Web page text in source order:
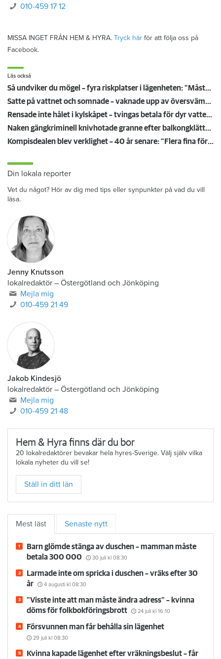
010-459 17 12
MISSA INGET FRÅN HEM & HYRA. Tryck här för att följa oss på
Facebook.
Läs också
Så undviker du mögel – fyra riskplatser i lägenheten: ”Måste städa bort”
Satte på vattnet och somnade – vaknade upp av översvämning hos grannen
Rensade inte hålet i kylskåpet – tvingas betala för dyr vattenskada
Naken gängkriminell knivhotade granne efter balkongklättring
Kompisdealen blev verklighet – 40 år senare: "Flera fina fördelar med att dela bostad"
Din lokala reporter
Vet du något? Hör av dig med tips eller synpunkter på vad du vill
läsa.
Jenny Knutsson
lokalredaktör – Östergötland och Jönköping
Mejla mig
010-459 21 49
Jakob Kindesjö
lokalredaktör – Östergötland och Jönköping
Mejla mig
010-459 21 48
Hem & Hyra finns där du bor
20 lokalredaktörer bevakar hela hyres-Sverige. Välj själv vilka
lokala nyheter du vill se!
Ställ in ditt län
Mest läst Senaste nytt
Barn glömde stänga av duschen – mamman måste
betala 300 000
30 juli kl 08:30
Larmade inte om spricka i duschen – vräks efter 30
år
4 augusti kl 08:30
”Visste inte att man måste ändra adress” – kvinna
döms för folkbokföringsbrott
24 juli kl 16:10
Försvunnen man får behålla sin lägenhet
29 juli kl 08:30
Kvinna kapade lägenhet efter vräkningsbeslut – får